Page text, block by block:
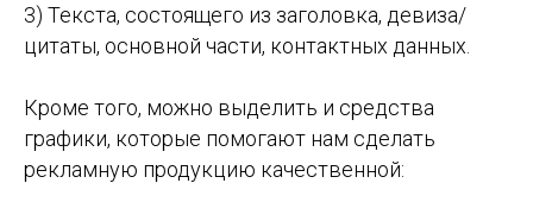
3) Текста, состоящего из заголовка, девиза/
цитаты, основной части, контактных данных.
Кроме того, можно выделить и средства
графики, которые помогают нам сделать
рекламную продукцию качественной: